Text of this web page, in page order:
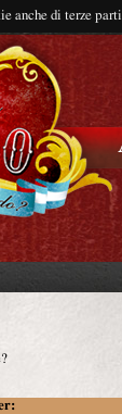
anche di terze parti